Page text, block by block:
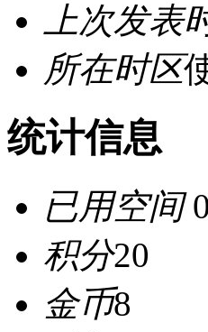
上次发表
所在时区
统计信息
已用空间
积分20
金币8